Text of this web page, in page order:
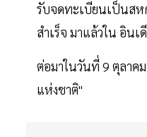
รับจดทะเบียนเป็นส
สำเร็จ มาแล้วใน อิน
ต่อมาในวันที่ 9 ตุลา
แห่งชาติ"